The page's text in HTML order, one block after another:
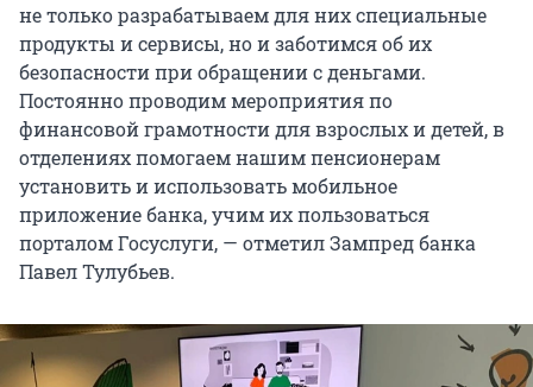
не только разрабатываем для них специальные
продукты и сервисы, но и заботимся об их
безопасности при обращении с деньгами.
Постоянно проводим мероприятия по
финансовой грамотности для взрослых и детей, в
отделениях помогаем нашим пенсионерам
установить и использовать мобильное
приложение банка, учим их пользоваться
порталом Госуслуги, — отметил Зампред банка
Павел Тулубьев.